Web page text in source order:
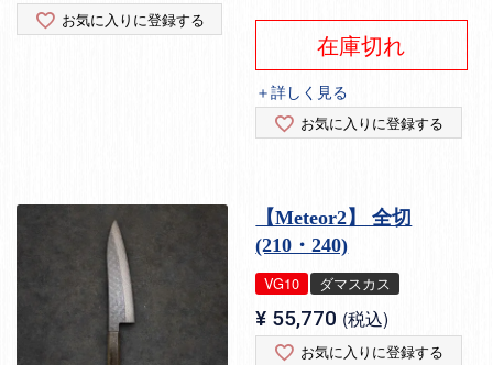
お気に入りに登録する
在庫切れ
＋詳しく見る
お気に入りに登録する
【Meteor2】 全切
(210・240)
VG10 ダマスカス
¥ 55,770 税込
お気に入りに登録する